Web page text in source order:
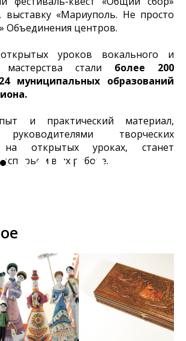
выставку «Мариуполь. Не просто
Объединения центров.
уроков вокального и
мастерства стали более 200
муниципальных образований
и практический материал,
творческих
на открытых уроках, станет
в их работе.